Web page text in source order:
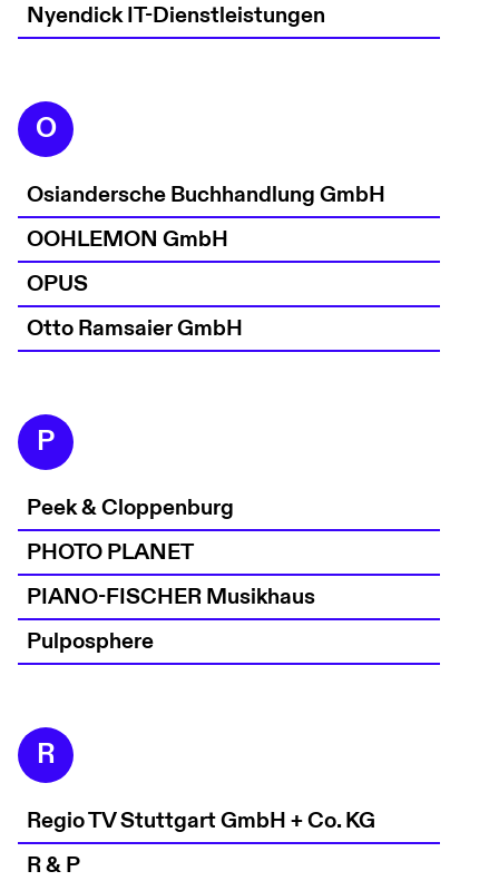
Nyendick IT-Dienstleistungen
O
Osiandersche Buchhandlung GmbH
OOHLEMON GmbH
OPUS
Otto Ramsaier GmbH
P
Peek & Cloppenburg
PHOTO PLANET
PIANO-FISCHER Musikhaus
Pulposphere
R
Regio TV Stuttgart GmbH + Co. KG
R & P